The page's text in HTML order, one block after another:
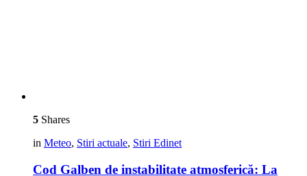
5 Shares
in Meteo, Stiri actuale, Stiri Edinet
Cod Galben de instabilitate atmosferică: La